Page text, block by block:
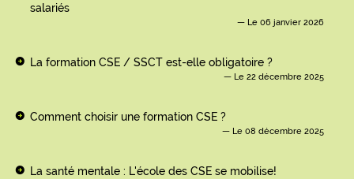
salariés
Le 06 janvier 2026
La formation CSE / SSCT est-elle obligatoire ?
Le 22 décembre 2025
Comment choisir une formation CSE ?
Le 08 décembre 2025
La santé mentale : L'école des CSE se mobilise!